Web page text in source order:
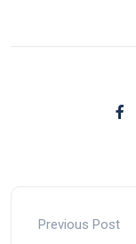
Previous Post